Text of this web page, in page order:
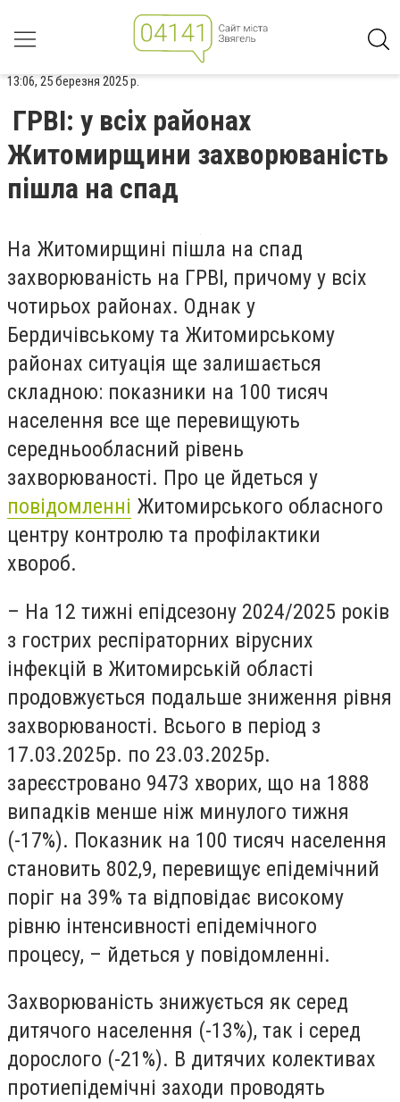
13:06, 25 березня 2025 р.
ГРВІ: у всіх районах
Житомирщини захворюваність
пішла на спад
На Житомирщині пішла на спад
захворюваність на ГРВІ, причому у всіх
чотирьох районах. Однак у
Бердичівському та Житомирському
районах ситуація ще залишається
складною: показники на 100 тисяч
населення все ще перевищують
середньообласний рівень
захворюваності. Про це йдеться у
повідомленні Житомирського обласного
центру контролю та профілактики
хвороб.
– На 12 тижні епідсезону 2024/2025 років
з гострих респіраторних вірусних
інфекцій в Житомирській області
продовжується подальше зниження рівня
захворюваності. Всього в період з
17.03.2025р. по 23.03.2025р.
зареєстровано 9473 хворих, що на 1888
випадків менше ніж минулого тижня
(-17%). Показник на 100 тисяч населення
становить 802,9, перевищує епідемічний
поріг на 39% та відповідає високому
рівню інтенсивності епідемічного
процесу, – йдеться у повідомленні.
Захворюваність знижується як серед
дитячого населення (-13%), так і серед
дорослого (-21%). В дитячих колективах
протиепідемічні заходи проводять